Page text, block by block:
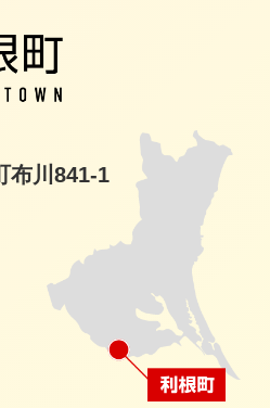
布川841-1